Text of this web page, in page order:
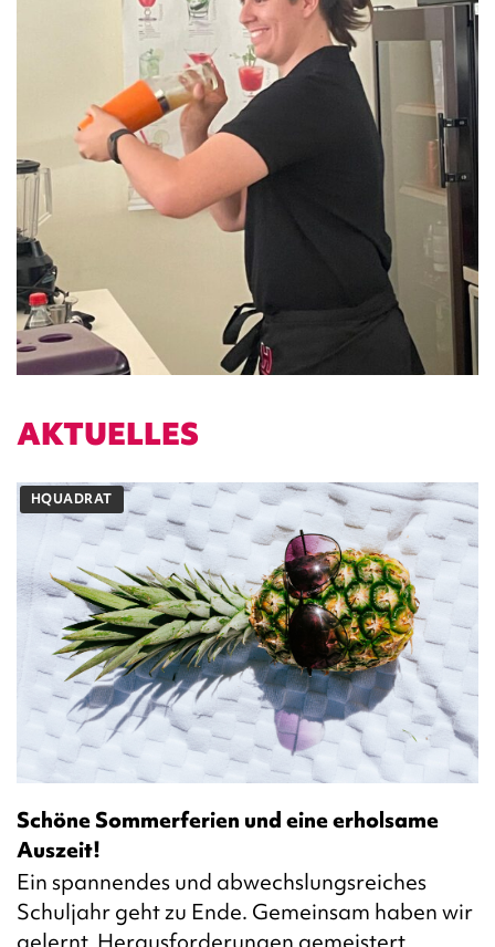
AKTUELLES
HQUADRAT
Schöne Sommerferien und eine erholsame
Auszeit!
Ein spannendes und abwechslungsreiches
Schuljahr geht zu Ende. Gemeinsam haben wir